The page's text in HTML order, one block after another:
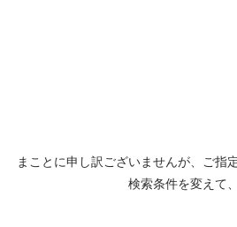
まことに申し訳ございませんが、ご指
検索条件を変えて